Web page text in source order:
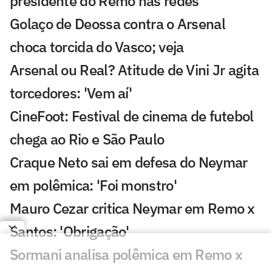
Golaço de Deossa contra o Arsenal
choca torcida do Vasco; veja
Arsenal ou Real? Atitude de Vini Jr agita
torcedores: 'Vem aí'
CineFoot: Festival de cinema de futebol
chega ao Rio e São Paulo
Craque Neto sai em defesa do Neymar
em polêmica: 'Foi monstro'
Mauro Cezar critica Neymar em Remo x
Santos: 'Obrigação'
Sormani analisa polêmica em Remo x